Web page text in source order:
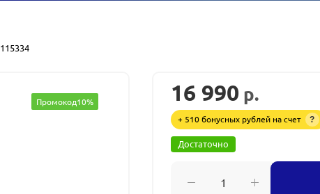
115334
Промокод10% 16 990 р.
+ 510 бонусных рублей на счет ?
Достаточно